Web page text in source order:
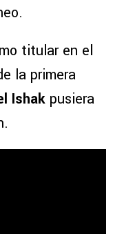
titular en el
la primera
Ishak pusiera